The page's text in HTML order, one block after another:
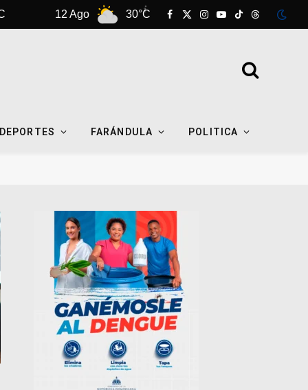
30°C 13 Ago 32°C 14
Facebook
X
Instagram
YouTube
TikTokThreads
FARÁNDULA POLITICA